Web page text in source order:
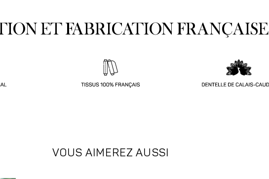
ET FABRICATION FRANÇAISE
VOUS AIMEREZ AUSSI